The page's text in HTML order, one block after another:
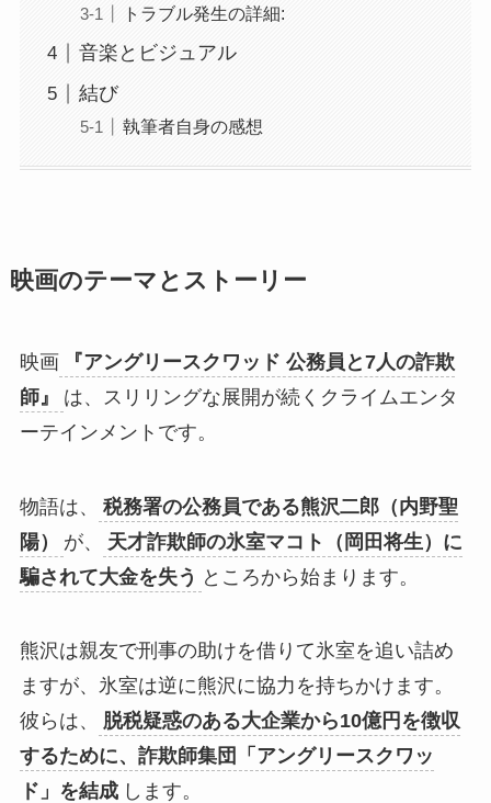
トラブル発生の詳細:
音楽とビジュアル
結び
執筆者自身の感想
映画のテーマとストーリー
映画
『アングリースクワッド 公務員と7人の詐欺
師』
は、スリリングな展開が続くクライムエンタ
ーテインメントです。
物語は、
税務署の公務員である熊沢二郎（内野聖
陽）
が、
天才詐欺師の氷室マコト（岡田将生）に
騙されて大金を失う ところから始まります。
熊沢は親友で刑事の助けを借りて氷室を追い詰め
ますが、氷室は逆に熊沢に協力を持ちかけます。
彼らは、
脱税疑惑のある大企業から10億円を徴収
するために、詐欺師集団「アングリースクワッ
ド」を結成 します。